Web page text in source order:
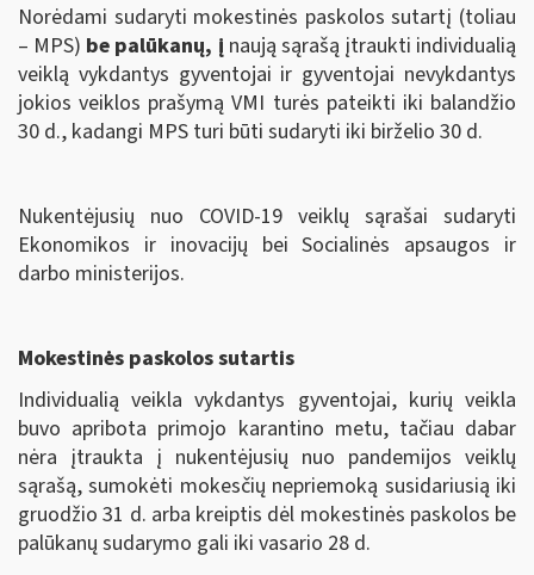
Norėdami sudaryti mokestinės paskolos sutartį (toliau
– MPS) be palūkanų, į naują sąrašą įtraukti individualią
veiklą vykdantys gyventojai ir gyventojai nevykdantys
jokios veiklos prašymą VMI turės pateikti iki balandžio
30 d., kadangi MPS turi būti sudaryti iki birželio 30 d.
Nukentėjusių nuo COVID-19 veiklų sąrašai sudaryti
Ekonomikos ir inovacijų bei Socialinės apsaugos ir
darbo ministerijos.
Mokestinės paskolos sutartis
Individualią veikla vykdantys gyventojai, kurių veikla
buvo apribota primojo karantino metu, tačiau dabar
nėra įtraukta į nukentėjusių nuo pandemijos veiklų
sąrašą, sumokėti mokesčių nepriemoką susidariusią iki
gruodžio 31 d. arba kreiptis dėl mokestinės paskolos be
palūkanų sudarymo gali iki vasario 28 d.